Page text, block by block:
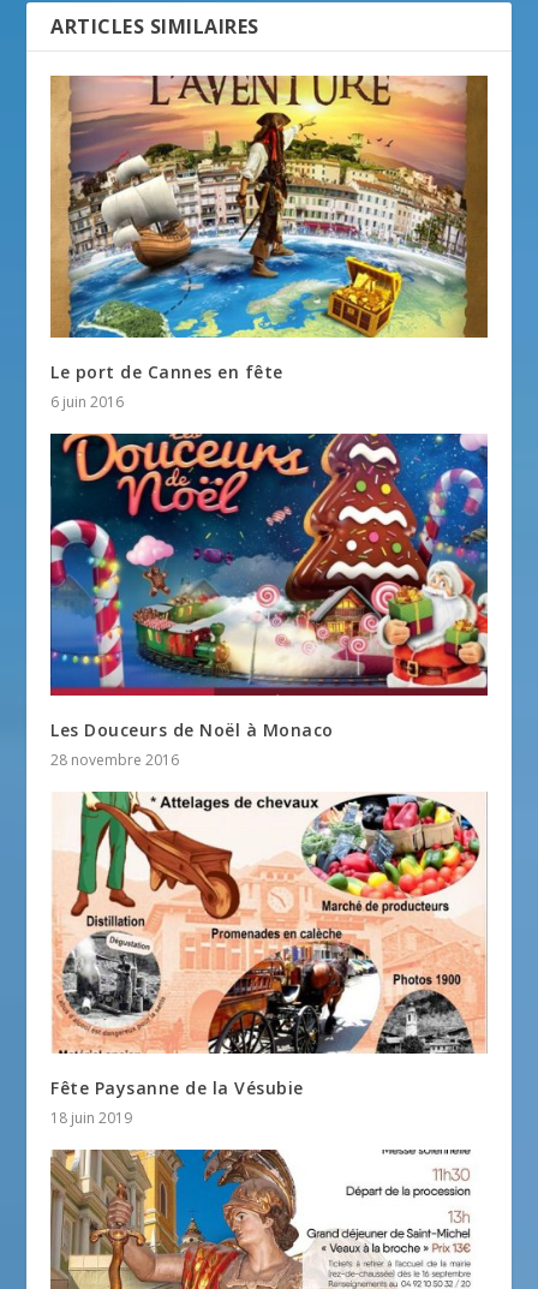
ARTICLES SIMILAIRES
Le port de Cannes en fête
6 juin 2016
Les Douceurs de Noël à Monaco
28 novembre 2016
Fête Paysanne de la Vésubie
18 juin 2019